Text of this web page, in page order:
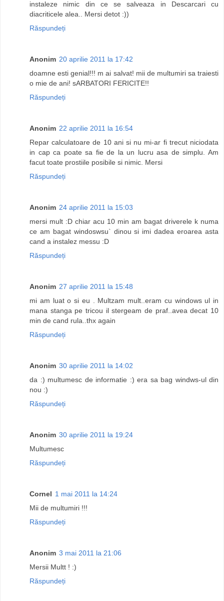
instaleze nimic din ce se salveaza in Descarcari cu
diacriticele alea.. Mersi detot :))
Răspundeți
Anonim 20 aprilie 2011 la 17:42
doamne esti genial!!! m ai salvat! mii de multumiri sa traiesti
o mie de ani! sARBATORI FERICITE!!
Răspundeți
Anonim 22 aprilie 2011 la 16:54
Repar calculatoare de 10 ani si nu mi-ar fi trecut niciodata
in cap ca poate sa fie de la un lucru asa de simplu. Am
facut toate prostiile posibile si nimic. Mersi
Răspundeți
Anonim 24 aprilie 2011 la 15:03
mersi mult :D chiar acu 10 min am bagat driverele k numa
ce am bagat windoswsu` dinou si imi dadea eroarea asta
cand a instalez messu :D
Răspundeți
Anonim 27 aprilie 2011 la 15:48
mi am luat o si eu . Multzam mult..eram cu windows ul in
mana stanga pe tricou il stergeam de praf..avea decat 10
min de cand rula..thx again
Răspundeți
Anonim 30 aprilie 2011 la 14:02
da :) multumesc de informatie :) era sa bag windws-ul din
nou :)
Răspundeți
Anonim 30 aprilie 2011 la 19:24
Multumesc
Răspundeți
Cornel 1 mai 2011 la 14:24
Mii de multumiri !!!
Răspundeți
Anonim 3 mai 2011 la 21:06
Mersii Multt ! :)
Răspundeți